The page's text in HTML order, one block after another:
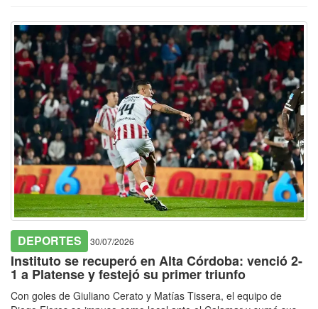
DEPORTES 30/07/2026
Instituto se recuperó en Alta Córdoba: venció 2-
1 a Platense y festejó su primer triunfo
Con goles de Giuliano Cerato y Matías Tissera, el equipo de